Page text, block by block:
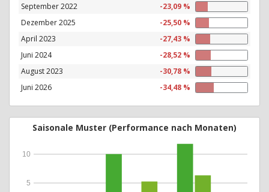
September 2022
-23,09 %
Dezember 2025
-25,50 %
April 2023
-27,43 %
Juni 2024
-28,52 %
August 2023
-30,78 %
Juni 2026
-34,48 %
Saisonale Muster (Performance nach Monaten)
5
10